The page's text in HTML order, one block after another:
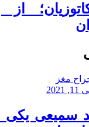
2021
سمیعی یکی